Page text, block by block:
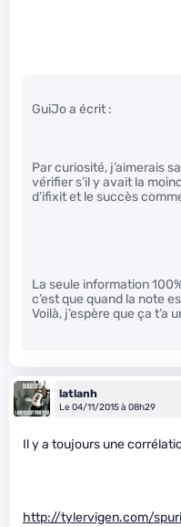
GuiJo a écrit :
Par curiosité, j’aimerais
vérifier s’il y avait la
d’ifixit et le succès
La seule information
c’est que quand la note
Voilà, j’espère que ça t’a
latlanh
Le 04/11/2015 à 08h29
Il y a toujours une
http://tylervigen.com/